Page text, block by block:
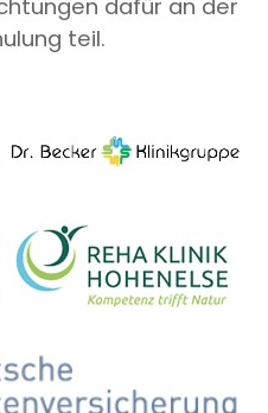
dafür an der
teil.